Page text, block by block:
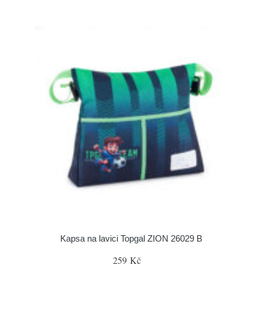
Kapsa na lavici Topgal ZION 26029 B
259 Kč